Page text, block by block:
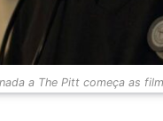
a The Pitt começa as